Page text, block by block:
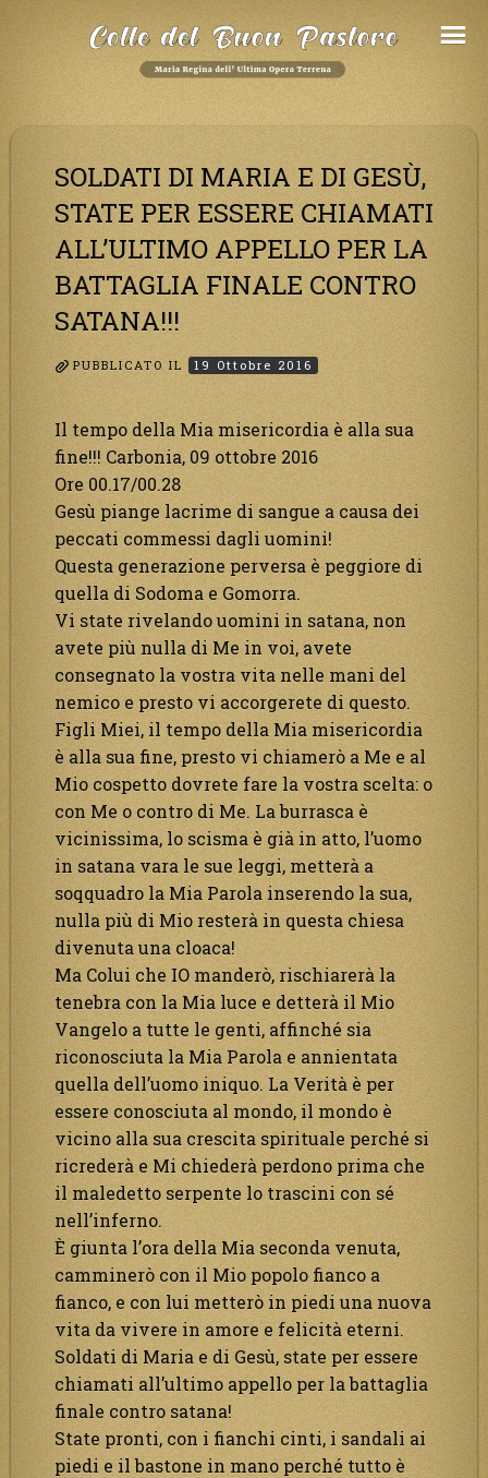
SOLDATI DI MARIA E DI GESÙ,
STATE PER ESSERE CHIAMATI
ALL’ULTIMO APPELLO PER LA
BATTAGLIA FINALE CONTRO
SATANA!!!
PUBBLICATO IL 19 Ottobre 2016
Il tempo della Mia misericordia è alla sua
fine!!! Carbonia, 09 ottobre 2016
Ore 00.17/00.28
Gesù piange lacrime di sangue a causa dei
peccati commessi dagli uomini!
Questa generazione perversa è peggiore di
quella di Sodoma e Gomorra.
Vi state rivelando uomini in satana, non
avete più nulla di Me in voi, avete
consegnato la vostra vita nelle mani del
nemico e presto vi accorgerete di questo.
Figli Miei, il tempo della Mia misericordia
è alla sua fine, presto vi chiamerò a Me e al
Mio cospetto dovrete fare la vostra scelta: o
con Me o contro di Me. La burrasca è
vicinissima, lo scisma è già in atto, l’uomo
in satana vara le sue leggi, metterà a
soqquadro la Mia Parola inserendo la sua,
nulla più di Mio resterà in questa chiesa
divenuta una cloaca!
Ma Colui che IO manderò, rischiarerà la
tenebra con la Mia luce e detterà il Mio
Vangelo a tutte le genti, affinché sia
riconosciuta la Mia Parola e annientata
quella dell’uomo iniquo. La Verità è per
essere conosciuta al mondo, il mondo è
vicino alla sua crescita spirituale perché si
ricrederà e Mi chiederà perdono prima che
il maledetto serpente lo trascini con sé
nell’inferno.
È giunta l’ora della Mia seconda venuta,
camminerò con il Mio popolo fianco a
fianco, e con lui metterò in piedi una nuova
vita da vivere in amore e felicità eterni.
Soldati di Maria e di Gesù, state per essere
chiamati all’ultimo appello per la battaglia
finale contro satana!
State pronti, con i fianchi cinti, i sandali ai
piedi e il bastone in mano perché tutto è